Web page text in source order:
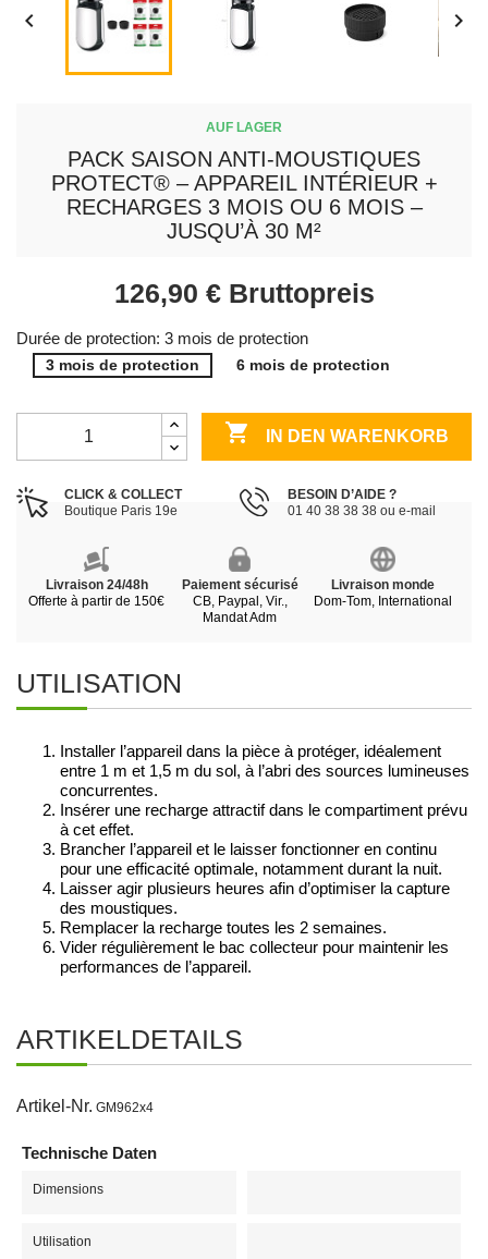
 
AUF LAGER
PACK SAISON ANTI-MOUSTIQUES
PROTECT® – APPAREIL INTÉRIEUR +
RECHARGES 3 MOIS OU 6 MOIS –
JUSQU’À 30 M²
126,90 € Bruttopreis
Durée de protection: 3 mois de protection
3 mois de protection 6 mois de protection
 IN DEN WARENKORB
CLICK & COLLECT
Boutique Paris 19e
BESOIN D’AIDE ?
01 40 38 38 38 ou e-mail
Livraison 24/48h
Offerte à partir de 150€
Paiement sécurisé
CB, Paypal, Vir.,
Mandat Adm
Livraison monde
Dom-Tom, International
UTILISATION
Installer l’appareil dans la pièce à protéger, idéalement
entre 1 m et 1,5 m du sol, à l’abri des sources lumineuses
concurrentes.
Insérer une recharge attractif dans le compartiment prévu
à cet effet.
Brancher l’appareil et le laisser fonctionner en continu
pour une efficacité optimale, notamment durant la nuit.
Laisser agir plusieurs heures afin d’optimiser la capture
des moustiques.
Remplacer la recharge toutes les 2 semaines.
Vider régulièrement le bac collecteur pour maintenir les
performances de l’appareil.
ARTIKELDETAILS
Artikel-Nr. GM962x4
Technische Daten
Dimensions
Utilisation